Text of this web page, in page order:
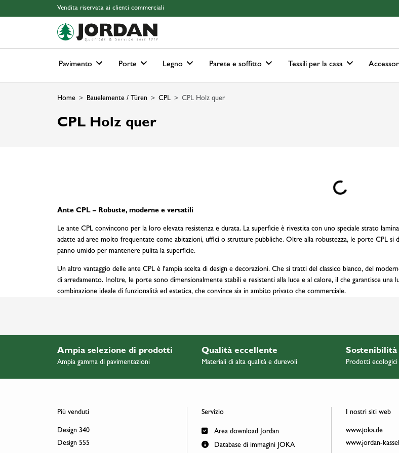
Skip to main content Skip to page header Skip to page footer
Vendita riservata ai clienti commerciali
Pavimento Porte Legno Parete e soffitto Tessili per la casa
Home Bauelemente / Türen CPL CPL Holz quer
CPL Holz quer
Loading...
Ante CPL – Robuste, moderne e versatili
Le ante CPL convincono per la loro elevata resistenza e durata. La superficie è rivestita con uno speciale strato
adatte ad aree molto frequentate come abitazioni, uffici o strutture pubbliche. Oltre alla robustezza, le porte CPL
panno umido per mantenere pulita la superficie.
Un altro vantaggio delle ante CPL è l'ampia scelta di design e decorazioni. Che si tratti del classico bianco, del
di arredamento. Inoltre, le porte sono dimensionalmente stabili e resistenti alla luce e al calore, il che garantisce una
combinazione ideale di funzionalità ed estetica, che convince sia in ambito privato che commerciale.
Ampia selezione di prodotti
Ampia gamma di pavimentazioni
Qualità eccellente
Materiali di alta qualità e durevoli
Sostenibilità
Prodotti ecologici
Più venduti
Design 340
Design 555
Servizio
Area download Jordan
Database di immagini JOKA
I nostri siti web
www.joka.de
www.jordan-